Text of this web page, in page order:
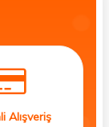
Alışveriş